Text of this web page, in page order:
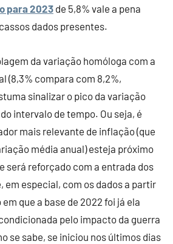
para 2023 de 5,8% vale a pena
dados presentes.
da variação homóloga com a
(8,3% compara com 8,2%,
sinalizar o pico da variação
intervalo de tempo. Ou seja, é
mais relevante de inflação (que
média anual) esteja próximo
será reforçado com a entrada dos
em especial, com os dados a partir
que a base de 2022 foi já ela
pelo impacto da guerra
se sabe, se iniciou nos últimos dias